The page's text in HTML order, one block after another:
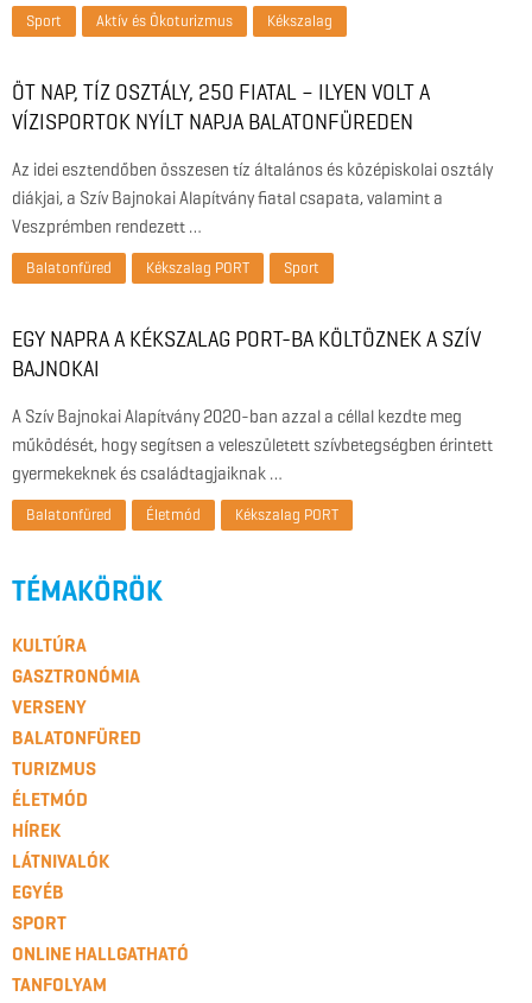
Sport Aktív és Ökoturizmus Kékszalag
ÖT NAP, TÍZ OSZTÁLY, 250 FIATAL – ILYEN VOLT A
VÍZISPORTOK NYÍLT NAPJA BALATONFÜREDEN
Az idei esztendőben összesen tíz általános és középiskolai osztály
diákjai, a Szív Bajnokai Alapítvány fiatal csapata, valamint a
Veszprémben rendezett …
Balatonfüred Kékszalag PORT Sport
EGY NAPRA A KÉKSZALAG PORT-BA KÖLTÖZNEK A SZÍV
BAJNOKAI
A Szív Bajnokai Alapítvány 2020-ban azzal a céllal kezdte meg
működését, hogy segítsen a veleszületett szívbetegségben érintett
gyermekeknek és családtagjaiknak …
Balatonfüred Életmód Kékszalag PORT
TÉMAKÖRÖK
KULTÚRA
GASZTRONÓMIA
VERSENY
BALATONFÜRED
TURIZMUS
ÉLETMÓD
HÍREK
LÁTNIVALÓK
EGYÉB
SPORT
ONLINE HALLGATHATÓ
TANFOLYAM